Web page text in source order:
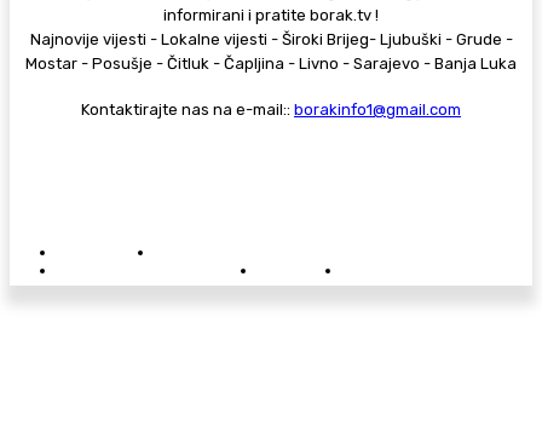
informirani i pratite borak.tv !
Najnovije vijesti - Lokalne vijesti - Široki Brijeg- Ljubuški - Grude -
Mostar - Posušje - Čitluk - Čapljina - Livno - Sarajevo - Banja Luka
Kontaktirajte nas na e-mail:: borakinfo1@gmail.com